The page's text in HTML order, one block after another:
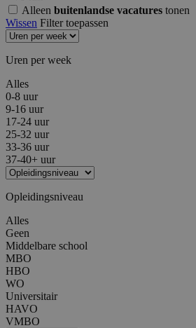
Alleen buitenlandse vacatures tonen
Wissen Filter toepassen
Uren per week
Alles
0-8 uur
9-16 uur
17-24 uur
25-32 uur
33-36 uur
37-40+ uur
Opleidingsniveau
Alles
Geen
Middelbare school
MBO
HBO
WO
Universitair
HAVO
VMBO